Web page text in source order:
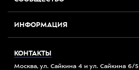
ИНФОРМАЦИЯ
КОНТАКТЫ
Москва, ул. Сайкина 4 и ул. Сайкина 6/5